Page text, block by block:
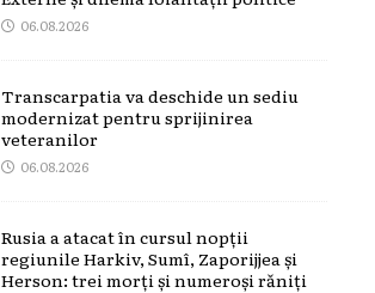
06.08.2026
Transcarpatia va deschide un sediu
modernizat pentru sprijinirea
veteranilor
06.08.2026
Rusia a atacat în cursul nopții
regiunile Harkiv, Sumî, Zaporijjea și
Herson: trei morți și numeroși răniți